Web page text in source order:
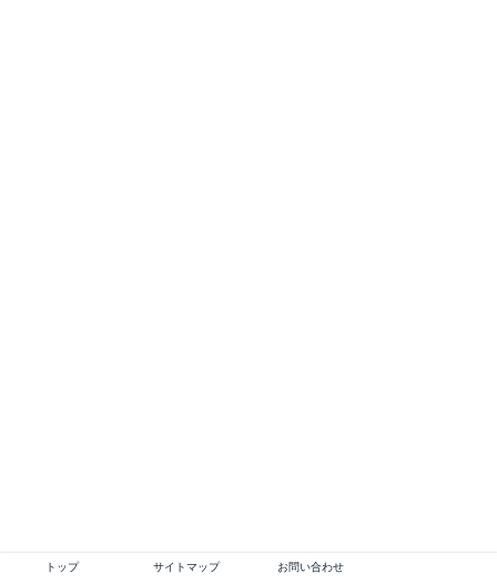
トップ サイトマップ お問い合わせ